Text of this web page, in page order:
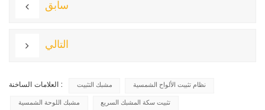
سابق
التالي
العلامات الساخنة : مشبك التثبيت نظام تثبيت الألواح الشمسية
مشبك اللوحة الشمسية تثبيت سكة المشبك السريع